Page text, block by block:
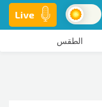
Live
الطقس